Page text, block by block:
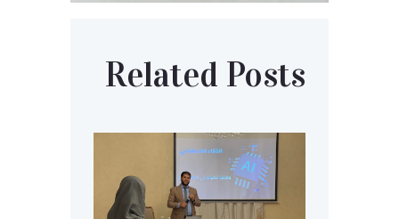
Related Posts